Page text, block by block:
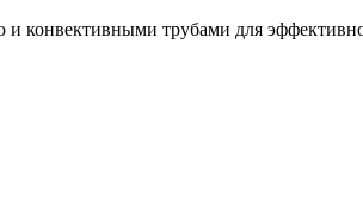
конвективными трубами для